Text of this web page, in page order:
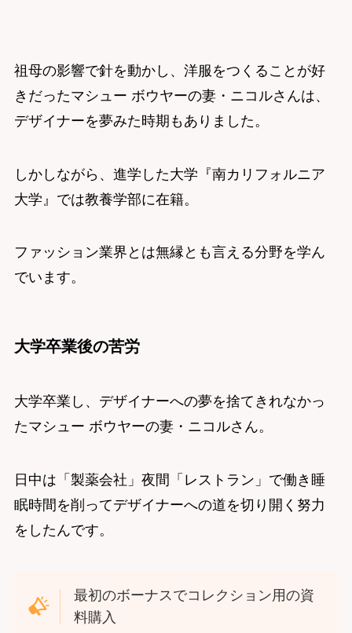
祖母の影響で針を動かし、洋服をつくることが好
きだったマシュー ボウヤーの妻・ニコルさんは、
デザイナーを夢みた時期もありました。
しかしながら、進学した大学『南カリフォルニア
大学』では教養学部に在籍。
ファッション業界とは無縁とも言える分野を学ん
でいます。
大学卒業後の苦労
大学卒業し、デザイナーへの夢を捨てきれなかっ
たマシュー ボウヤーの妻・ニコルさん。
日中は「製薬会社」夜間「レストラン」で働き睡
眠時間を削ってデザイナーへの道を切り開く努力
をしたんです。
最初のボーナスでコレクション用の資
料購入